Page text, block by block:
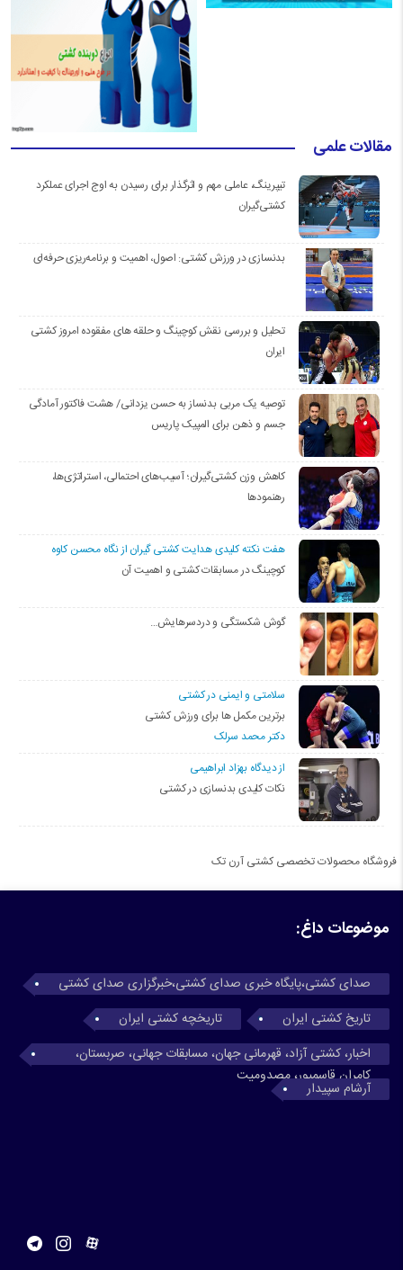
مقالات علمی
تیپرینگ، عاملی مهم و اثرگذار برای رسیدن به اوج اجرای عملکرد
کشتی‌گیران
بدنسازی در ورزش کشتی: اصول، اهمیت و برنامه‌ریزی حرفه‌ای
تحلیل و بررسی نقش کوچینگ و حلقه های مفقوده امروز کشتی
ایران
توصیه یک مربی بدنساز به حسن یزدانی/ هشت فاکتور آمادگی
جسم و ذهن برای المپیک پاریس
کاهش وزن کشتی‌گیران؛ آسیب‌های احتمالی، استراتژی‌ها،
رهنمودها
هفت نکته کلیدی هدایت کشتی گیران از نگاه محسن کاوه
کوچینگ در مسابقات کشتی و اهمیت آن
گوش شکستگی و دردسرهایش…
سلامتی و ایمنی در کشتی
برترین مکمل ها برای ورزش کشتی
دکتر محمد سرلک
از دیدگاه بهزاد ابراهیمی
نکات کلیدی بدنسازی در کشتی
فروشگاه محصولات تخصصی کشتی آرن تک
موضوعات داغ:
صدای کشتی،پایگاه خبری صدای کشتی،خبرگزاری صدای کشتی
تاریخ کشتی ایران
تاریخچه کشتی ایران
اخبار، کشتی آزاد، قهرمانی جهان، مسابقات جهانی، صربستان،
کامران قاسمپور، مصدومیت
آرشام سپیدار